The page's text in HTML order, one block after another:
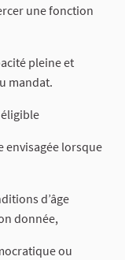
une fonction
pleine et
mandat.
envisagée lorsque
d’âge
donnée,
ou